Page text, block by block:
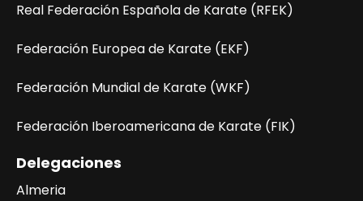
Real Federación Española de Karate (RFEK)
Federación Europea de Karate (EKF)
Federación Mundial de Karate (WKF)
Federación Iberoamericana de Karate (FIK)
Delegaciones
Almeria